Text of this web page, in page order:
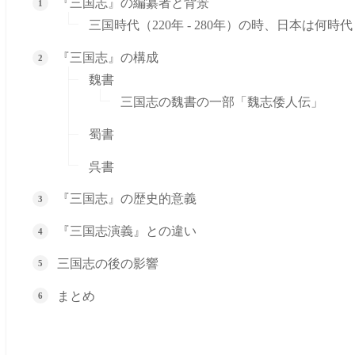
『三国志』の編纂者と背景
三国時代（220年 - 280年）の時、日本は何時代
『三国志』の構成
魏書
三国志の魏書の一部「魏志倭人伝」
蜀書
呉書
『三国志』の歴史的意義
『三国志演義』との違い
三国志の後の影響
まとめ